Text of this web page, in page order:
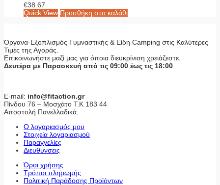
€38.67
Quick View Προσθήκη στο καλάθι
Όργανα-Εξοπλισμός Γυμναστικής & Είδη Camping στις Καλύτερες
Τιμές της Αγοράς.
Επικοινωνήστε μαζί μας για όποια διευκρίνιση χρειάζεστε.
Δευτέρα με Παρασκευή από τις 09:00 έως τις 18:00
E-mail: info@fitaction.gr
Πίνδου 76 – Μοσχάτο Τ.Κ 183 44
Αποστολή Πανελλαδικά.
Ο λογαριασμός μου
Στοιχεία λογαριασμού
Παραγγελίες
Διευθύνσεις
Όροι χρήσης
Τρόποι πληρωμής
Πολιτική Παράδοσης Προϊόντων